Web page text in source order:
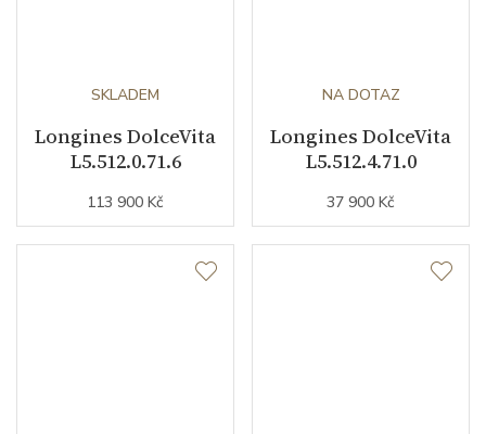
SKLADEM
Longines DolceVita
L5.512.0.71.6
113 900 Kč
NA DOTAZ
Longines DolceVita
L5.512.4.71.0
37 900 Kč